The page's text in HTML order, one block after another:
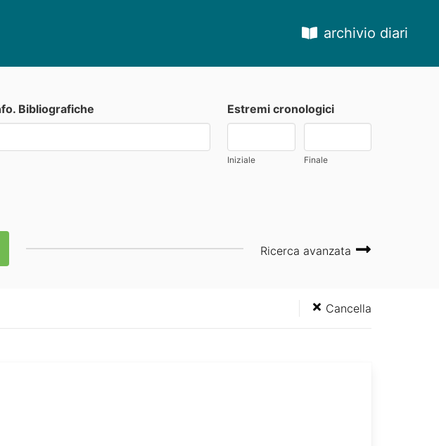
archivio diari
Bibliografiche Estremi cronologici
Iniziale Finale
Ricerca avanzata
Cancella